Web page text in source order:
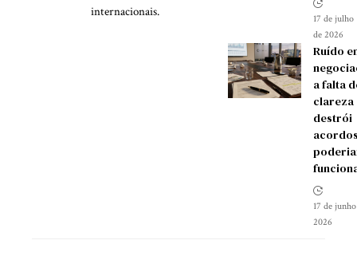
internacionais.
17 de julho
de 2026
Ruído
a falta
clareza
destrói
17 de
2026